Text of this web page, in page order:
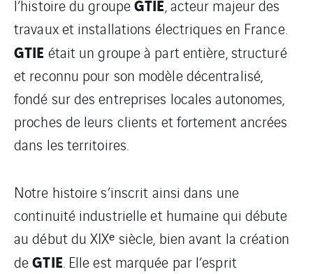
l’histoire du groupeGTIE, acteur majeur des
travaux et installations électriques en France.
GTIE était un groupe à part entière, structuré
et reconnu pour son modèle décentralisé,
fondé sur des entreprises locales autonomes,
proches de leurs clients et fortement ancrées
dans les territoires.
Notre histoire s’inscrit ainsi dans une
continuité industrielle et humaine qui débute
au début du XIXᵉ siècle, bien avant la création
deGTIE. Elle est marquée par l’esprit